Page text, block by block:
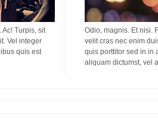
Turpis, sit
Vel integer
quis est
Odio, magnis. Et nisi.
velit cras nec enim
quis porttitor sed in in
aliquam dictumst, vel